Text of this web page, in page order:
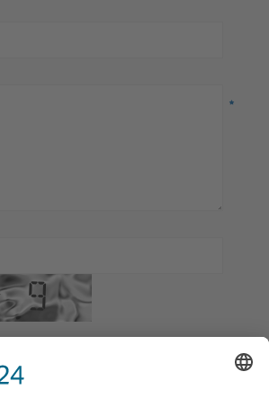
zu, dass meine Angaben und Daten